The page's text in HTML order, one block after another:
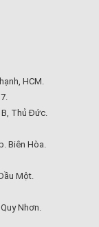
viên hoặc thường
lò nướng, máy rửa
được bổ sung thêm
bar – để tạo thành
HCM.
Thủ Đức.
Biên Hòa.
Một.
Nhơn.